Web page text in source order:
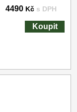
4490 Kč s DPH
Koupit